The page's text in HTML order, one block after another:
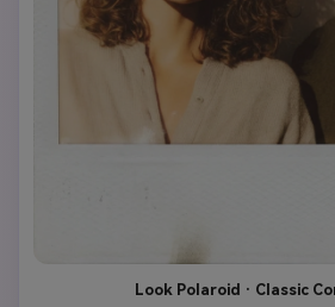
Look Polaroid · Classic